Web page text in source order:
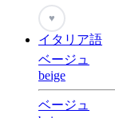
♥
イタリア語
ベージュ
beige
ベージュ